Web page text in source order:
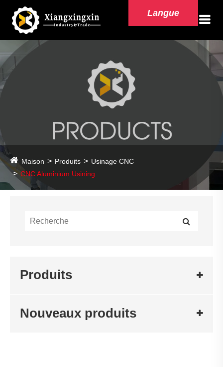
Langue
Maison Produits
Usinage CNC
CNC Aluminium Usining
Produits
Nouveaux produits